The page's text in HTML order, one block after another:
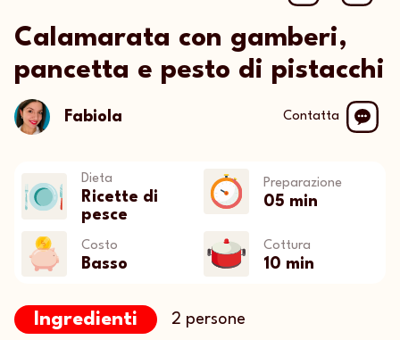
Calamarata con gamberi,
pancetta e pesto di pistacchi
Fabiola Contatta
Dieta
Ricette di
pesce
Preparazione
05 min
Costo
Basso
Cottura
10 min
Ingredienti 2 persone